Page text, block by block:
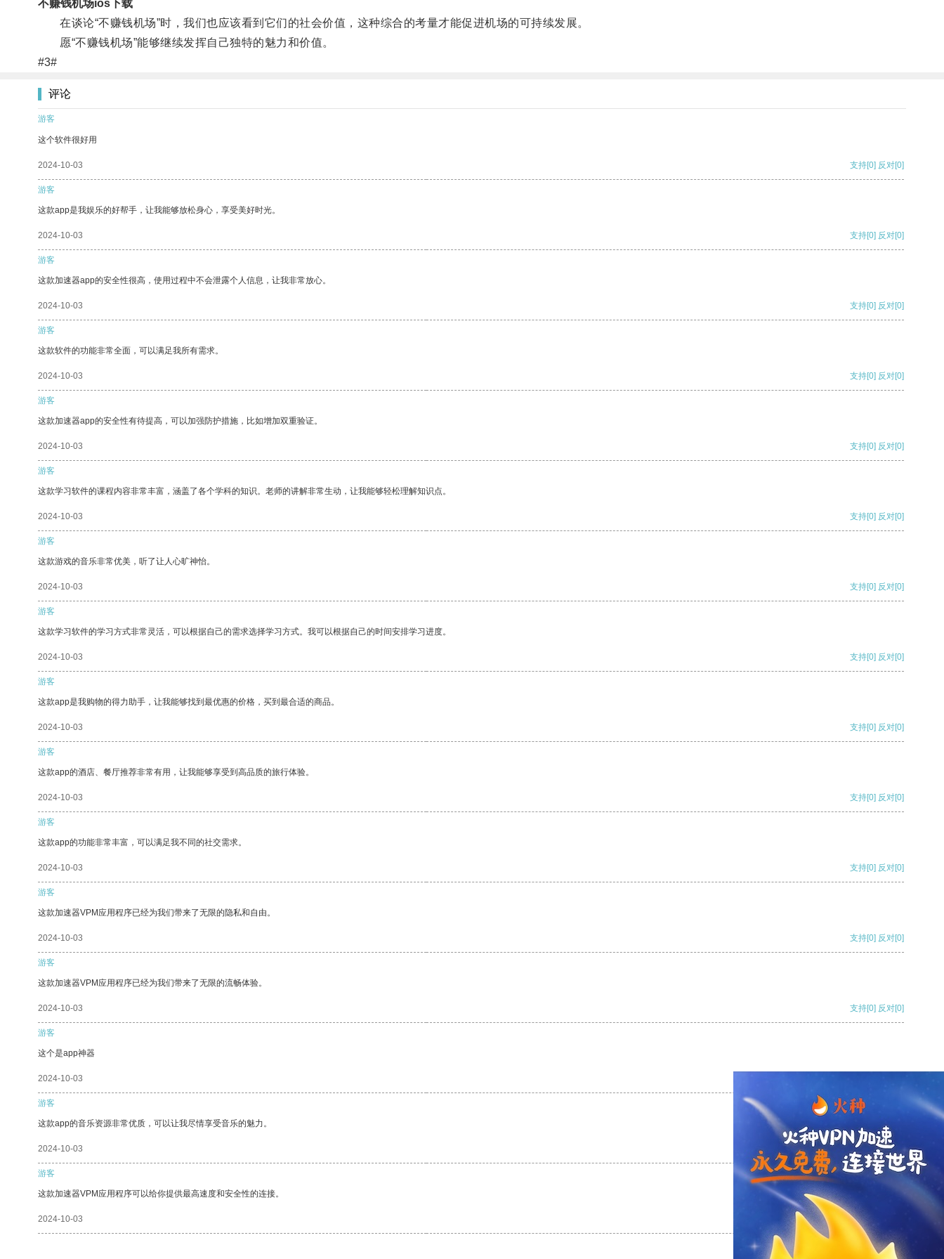
不赚钱机场ios下载
在谈论“不赚钱机场”时，我们也应该看到它们的社会价值，这种综合的考量才能促进机场的可持续发展。
愿“不赚钱机场”能够继续发挥自己独特的魅力和价值。
#3#
评论
游客
这个软件很好用
2024-10-03 支持[0] 反对[0]
游客
这款app是我娱乐的好帮手，让我能够放松身心，享受美好时光。
2024-10-03 支持[0] 反对[0]
游客
这款加速器app的安全性很高，使用过程中不会泄露个人信息，让我非常放心。
2024-10-03 支持[0] 反对[0]
游客
这款软件的功能非常全面，可以满足我所有需求。
2024-10-03 支持[0] 反对[0]
游客
这款加速器app的安全性有待提高，可以加强防护措施，比如增加双重验证。
2024-10-03 支持[0] 反对[0]
游客
这款学习软件的课程内容非常丰富，涵盖了各个学科的知识。老师的讲解非常生动，让我能够轻松理解知识点。
2024-10-03 支持[0] 反对[0]
游客
这款游戏的音乐非常优美，听了让人心旷神怡。
2024-10-03 支持[0] 反对[0]
游客
这款学习软件的学习方式非常灵活，可以根据自己的需求选择学习方式。我可以根据自己的时间安排学习进度。
2024-10-03 支持[0] 反对[0]
游客
这款app是我购物的得力助手，让我能够找到最优惠的价格，买到最合适的商品。
2024-10-03 支持[0] 反对[0]
游客
这款app的酒店、餐厅推荐非常有用，让我能够享受到高品质的旅行体验。
2024-10-03 支持[0] 反对[0]
游客
这款app的功能非常丰富，可以满足我不同的社交需求。
2024-10-03 支持[0] 反对[0]
游客
这款加速器VPM应用程序已经为我们带来了无限的隐私和自由。
2024-10-03 支持[0] 反对[0]
游客
这款加速器VPM应用程序已经为我们带来了无限的流畅体验。
2024-10-03 支持[0] 反对[0]
游客
这个是app神器
2024-10-03
游客
这款app的音乐资源非常优质，可以让我尽情享受音乐的魅力。
2024-10-03 支持 [0] 反对[0]
游客
这款加速器VPM应用程序可以给你提供最高速度和安全性的连接。
2024-10-03 支持